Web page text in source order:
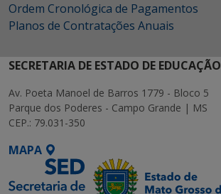
Ordem Cronológica de Pagamentos
Planos de Contratações Anuais
SECRETARIA DE ESTADO DE EDUCAÇÃO
Av. Poeta Manoel de Barros 1779 - Bloco 5
Parque dos Poderes - Campo Grande | MS
CEP.: 79.031-350
MAPA